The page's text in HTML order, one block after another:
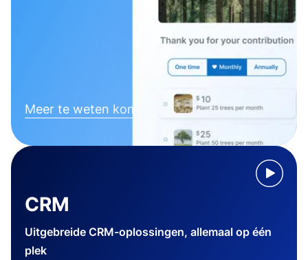
Meer te weten komen
CRM
Uitgebreide CRM-oplossingen, allemaal op één
plek